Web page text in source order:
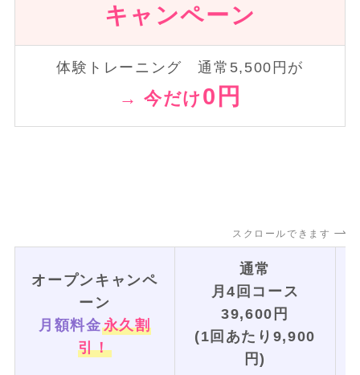
キャンペーン
体験トレーニング 通常5,500円が
→ 今だけ 0円
スクロールできます
オープンキャンペ
ーン
月額料金永久割
引！
通常
月4回コース
39,600円
(1回あたり9,900
円)